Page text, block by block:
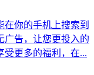
你的手机上搜索到
广告，让您更投入的
受更多的福利，在...